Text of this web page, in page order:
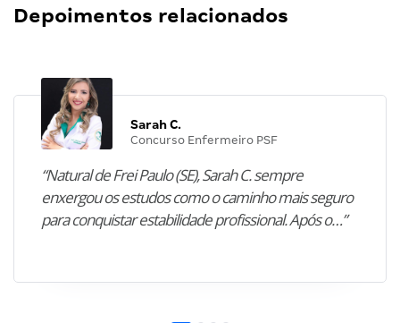
Depoimentos relacionados
Sarah C.
Concurso Enfermeiro PSF
“Natural de Frei Paulo (SE), Sarah C. sempre
enxergou os estudos como o caminho mais seguro
para conquistar estabilidade profissional. Após o…”